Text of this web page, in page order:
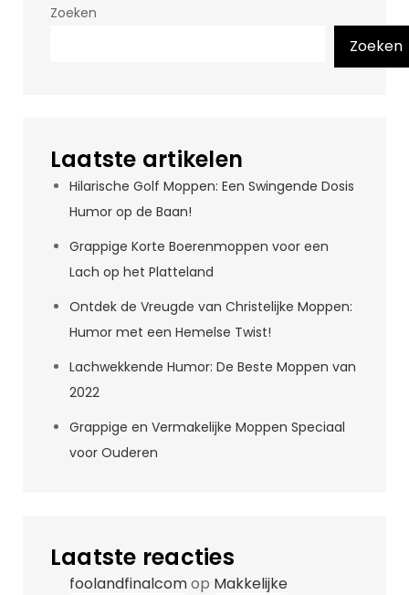
Zoeken
Zoeken
Laatste artikelen
Hilarische Golf Moppen: Een Swingende Dosis
Humor op de Baan!
Grappige Korte Boerenmoppen voor een
Lach op het Platteland
Ontdek de Vreugde van Christelijke Moppen:
Humor met een Hemelse Twist!
Lachwekkende Humor: De Beste Moppen van
2022
Grappige en Vermakelijke Moppen Speciaal
voor Ouderen
Laatste reacties
foolandfinalcomop Makkelijke